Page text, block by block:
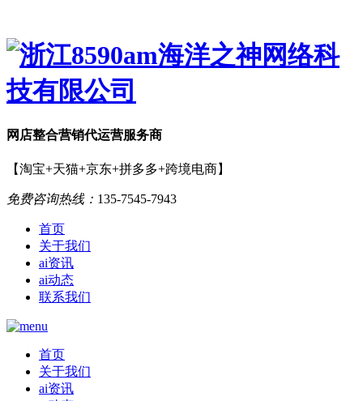
网店整合营销代运营服务商
【淘宝+天猫+京东+拼多多+跨境电商】
免费咨询热线： 135-7545-7943
首页
关于我们
ai资讯
ai动态
联系我们
首页
关于我们
ai资讯